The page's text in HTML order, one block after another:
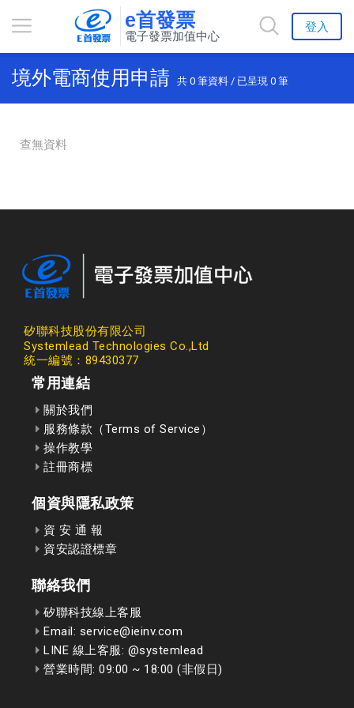
e首發票
電子發票加值中心
登入
境外電商使用申請 共 0 筆資料 / 已呈現 0 筆
查無資料
矽聯科技股份有限公司
Systemlead Technologies Co.,Ltd
統一編號：89430377
常用連結
關於我們
服務條款（Terms of Service）
操作教學
註冊商標
個資與隱私政策
資 安 通 報
資安認證標章
聯絡我們
矽聯科技線上客服
Email: service@ieinv.com
LINE 線上客服: @systemlead
營業時間: 09:00 ~ 18:00 (非假日)